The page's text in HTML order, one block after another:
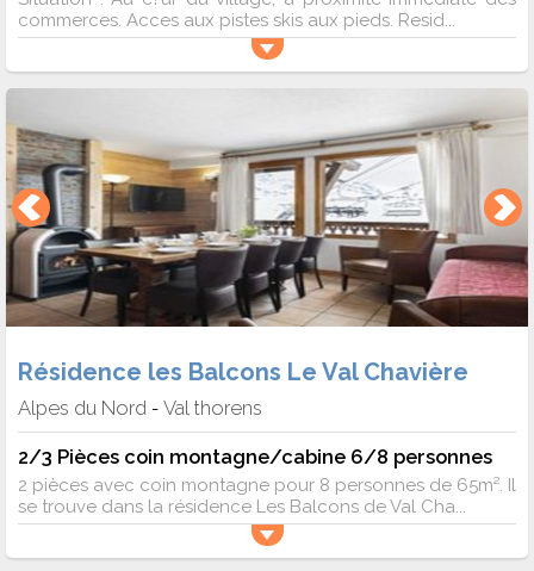
commerces. Acces aux pistes skis aux pieds. Resid...
Résidence les Balcons Le Val Chavière
Alpes du Nord - Val thorens
2/3 Pièces coin montagne/cabine 6/8 personnes
2 pièces avec coin montagne pour 8 personnes de 65m². Il
se trouve dans la résidence Les Balcons de Val Cha...